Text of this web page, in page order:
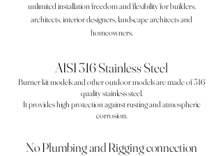
unlimited installation freedom and flexibility for builders,
architects, interior designers, landscape architects and
homeowners.
AISI 316 Stainless Steel
Burner kit models and other outdoor models are made of 316
quality stainless steel.
It provides high protection against rusting and atmospheric
corrosion.
No Plumbing and Rigging connection